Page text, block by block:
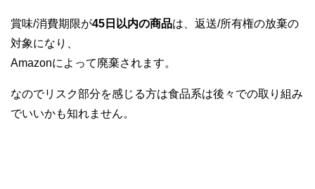
賞味/消費期限が45 日以内の商品は、返送/所有権の放棄の
対象になり、
Amazonによって廃棄されます。
なのでリスク部分を感じる方は食品系は後々での取り組み
でいいかも知れません。